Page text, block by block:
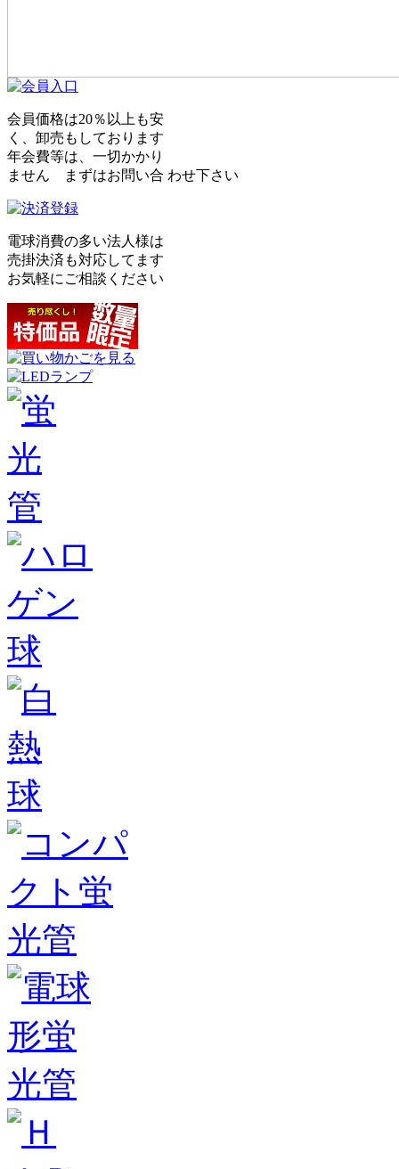
会員価格は20％以上も安
く、卸売もしております
年会費等は、一切かかり
ません まずはお問い合 わせ下さい
電球消費の多い法人様は
売掛決済も対応してます
お気軽にご相談ください